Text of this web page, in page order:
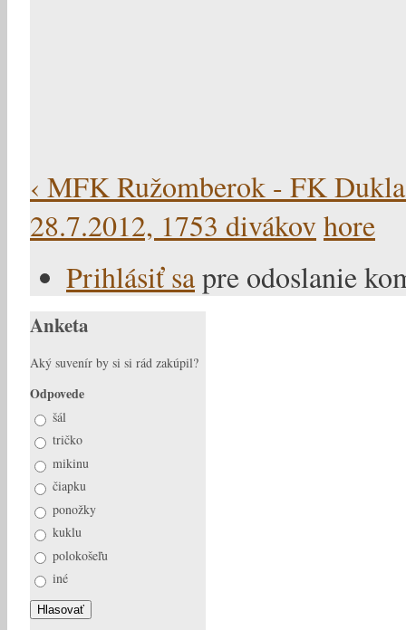
‹ MFK Ružomberok - FK
28.7.2012, 1753 divákovhore
Prihlásiť sapre odoslanie
Anketa
Aký suvenír by si si rád zakúpil?
Odpovede
šál
tričko
mikinu
čiapku
ponožky
kuklu
polokošeľu
iné